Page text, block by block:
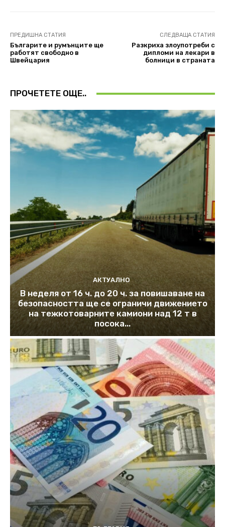
ПРЕДИШНА СТАТИЯ
Българите и румънците ще
работят свободно в
Швейцария
СЛЕДВАЩА СТАТИЯ
Разкриха злоупотреби с
дипломи на лекари в
болници в страната
ПРОЧЕТЕТЕ ОЩЕ..
АКТУАЛНО
В неделя от 16 ч. до 20 ч. за повишаване на
безопасността ще се ограничи движението
на тежкотоварните камиони над 12 т в
посока...